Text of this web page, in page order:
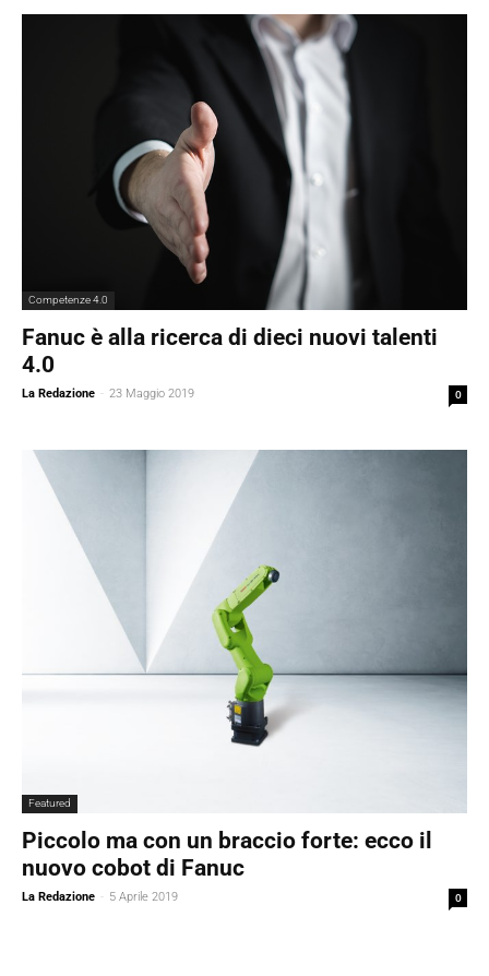
Competenze 4.0
Fanuc è alla ricerca di dieci nuovi talenti
4.0
La Redazione - 23 Maggio 2019 0
Featured
Piccolo ma con un braccio forte: ecco il
nuovo cobot di Fanuc
La Redazione - 5 Aprile 2019 0